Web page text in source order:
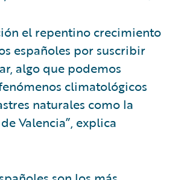
el repentino crecimiento
españoles por suscribir
algo que podemos
climatológicos
naturales como la
Valencia”, explica